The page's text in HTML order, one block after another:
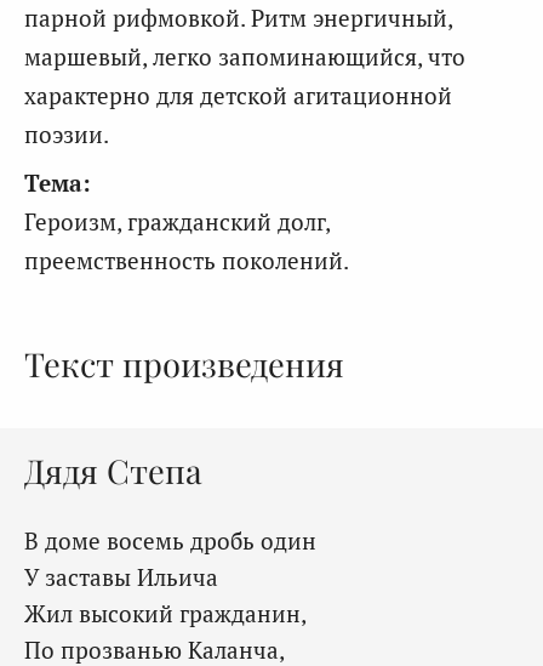
парной рифмовкой. Ритм энергичный,
маршевый, легко запоминающийся, что
характерно для детской агитационной
поэзии.
Тема:
Героизм, гражданский долг,
преемственность поколений.
Текст произведения
Дядя Степа
В доме восемь дробь один
У заставы Ильича
Жил высокий гражданин,
По прозванью Каланча,